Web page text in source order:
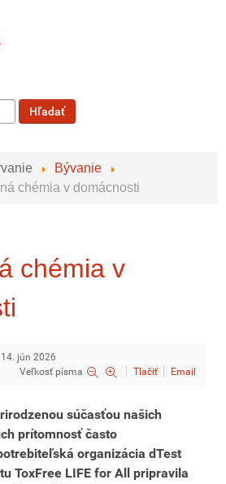
Hľadať
Bývanie
chémia v domácnosti
chémia v
14. jún 2026
Veľkosť písma
Tlačiť Email
súčasťou našich
prítomnosť často
organizácia dTest
ToxFree LIFE for All pripravila